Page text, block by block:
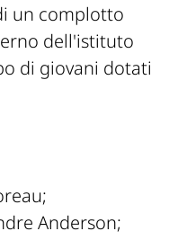
un complotto
dell'istituto
di giovani dotati
Anderson;